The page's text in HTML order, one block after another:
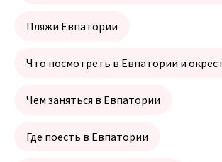
Пляжи Евпатории
Что посмотреть в Евпатории и
Чем заняться в Евпатории
Где поесть в Евпатории